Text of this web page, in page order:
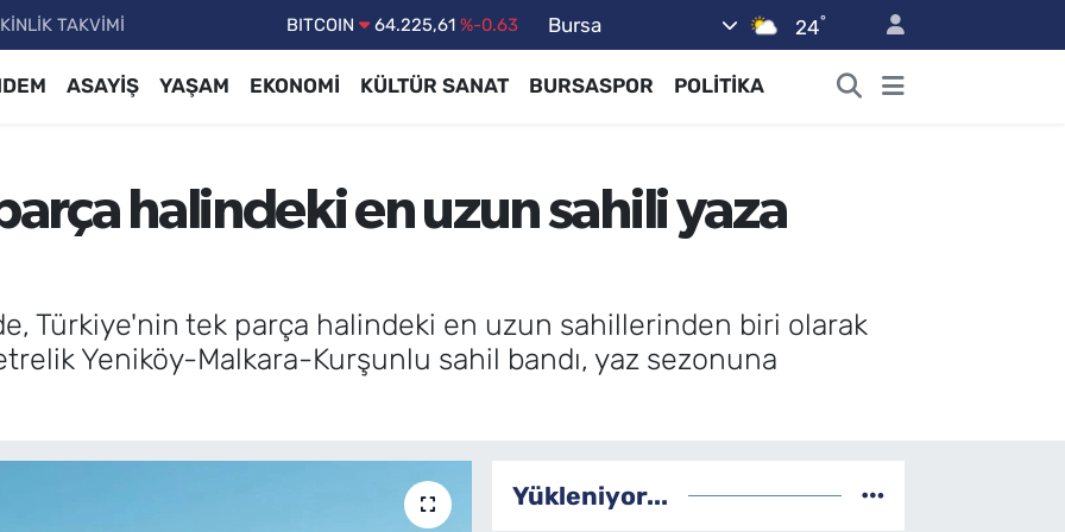
TAKVİMİ DOLAR 47,7143 %0.16
BİST100
13.799 %70
Bursa 24°
ASAYİŞ YAŞAM EKONOMİ KÜLTÜR SANAT BURSASPOR POLİTİKA
halindeki en uzun sahili yaza
Türkiye'nin tek parça halindeki en uzun sahillerinden biri olarak
Yeniköy-Malkara-Kurşunlu sahil bandı, yaz sezonuna
Yükleniyor...